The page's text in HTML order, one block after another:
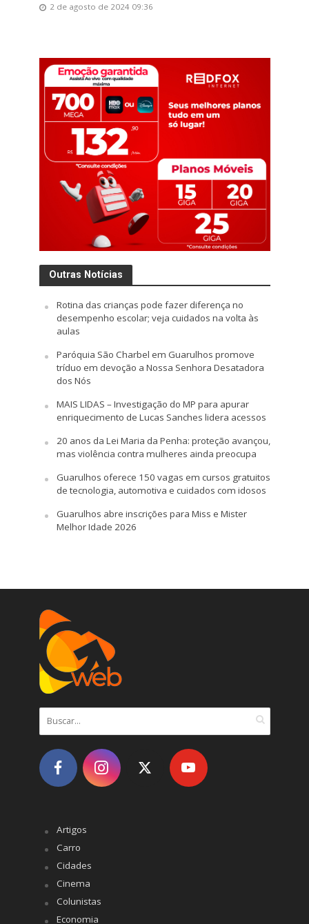
2 de agosto de 2024 09:36
Outras Notícias
Rotina das crianças pode fazer diferença no
desempenho escolar; veja cuidados na volta às
aulas
Paróquia São Charbel em Guarulhos promove
tríduo em devoção a Nossa Senhora Desatadora
dos Nós
MAIS LIDAS – Investigação do MP para apurar
enriquecimento de Lucas Sanches lidera acessos
20 anos da Lei Maria da Penha: proteção avançou,
mas violência contra mulheres ainda preocupa
Guarulhos oferece 150 vagas em cursos gratuitos
de tecnologia, automotiva e cuidados com idosos
Guarulhos abre inscrições para Miss e Mister
Melhor Idade 2026
Artigos
Carro
Cidades
Cinema
Colunistas
Economia